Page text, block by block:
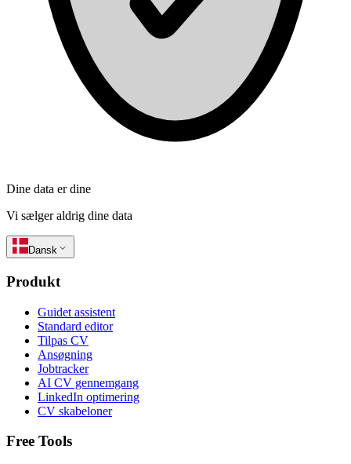
Dine data er dine
Vi sælger aldrig dine data
Dansk
Produkt
Guidet assistent
Standard editor
Tilpas CV
Ansøgning
Jobtracker
AI CV gennemgang
LinkedIn optimering
CV skabeloner
Free Tools